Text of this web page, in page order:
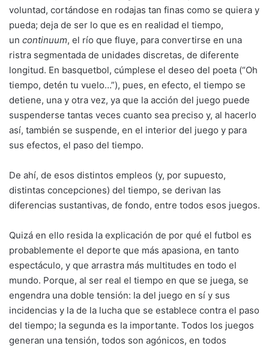
voluntad, cortándose en rodajas tan finas como se quiera y
pueda; deja de ser lo que es en realidad el tiempo,
un continuum, el río que fluye, para convertirse en una
ristra segmentada de unidades discretas, de diferente
longitud. En basquetbol, cúmplese el deseo del poeta (“Oh
tiempo, detén tu vuelo…”), pues, en efecto, el tiempo se
detiene, una y otra vez, ya que la acción del juego puede
suspenderse tantas veces cuanto sea preciso y, al hacerlo
así, también se suspende, en el interior del juego y para
sus efectos, el paso del tiempo.
De ahí, de esos distintos empleos (y, por supuesto,
distintas concepciones) del tiempo, se derivan las
diferencias sustantivas, de fondo, entre todos esos juegos.
Quizá en ello resida la explicación de por qué el futbol es
probablemente el deporte que más apasiona, en tanto
espectáculo, y que arrastra más multitudes en todo el
mundo. Porque, al ser real el tiempo en que se juega, se
engendra una doble tensión: la del juego en sí y sus
incidencias y la de la lucha que se establece contra el paso
del tiempo; la segunda es la importante. Todos los juegos
generan una tensión, todos son agónicos, en todos